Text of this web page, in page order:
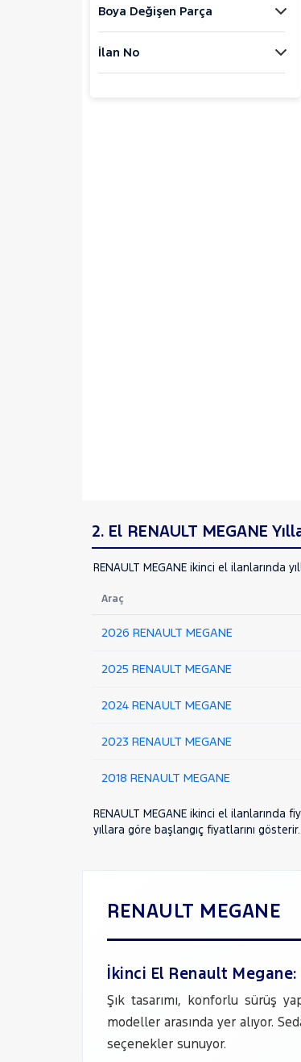
PEUGEOT
SSANGYONG
TOYOTA
TRAKTÖR
VOLVO
Boya Değişen Parça
İlan No
2. El RENAULT MEGANE
RENAULT MEGANE ikinci el ilanlarında
Araç
2026 RENAULT MEGANE
2025 RENAULT MEGANE
2024 RENAULT MEGANE
2023 RENAULT MEGANE
2018 RENAULT MEGANE
RENAULT MEGANE ikinci el
yıllara göre başlangıç fiyatlarını gösterir.
RENAULT MEGANE
İkinci El Renault
Şık tasarımı, konforlu sürüş
modeller arasında yer alıyor.
seçenekler sunuyor.